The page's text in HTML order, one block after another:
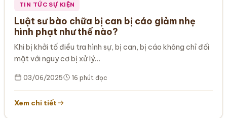
TIN TỨC SỰ KIỆN
Luật sư bào chữa bị can bị cáo giảm nhẹ
hình phạt như thế nào?
Khi bị khởi tố điều tra hình sự, bị can, bị cáo không chỉ đối
mặt với nguy cơ bị xử lý…
03/06/2025 16 phút đọc
Xem chi tiết